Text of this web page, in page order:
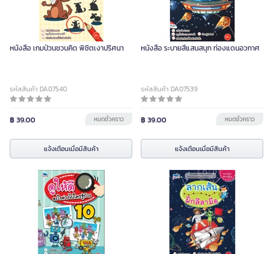
หนังสือ เกมป่วนชวนคิด พิชิตเงาปริศนา
รหัสสินค้า DA07540
฿ 39.00 หมดชั่วคราว
แจ้งเตือนเมื่อมีสินค้า
หนังสือ ระบายสีแสนสนุก ท่องแดนอวกาศ
รหัสสินค้า DA07539
฿ 39.00 หมดชั่วคราว
แจ้งเตือนเมื่อมีสินค้า